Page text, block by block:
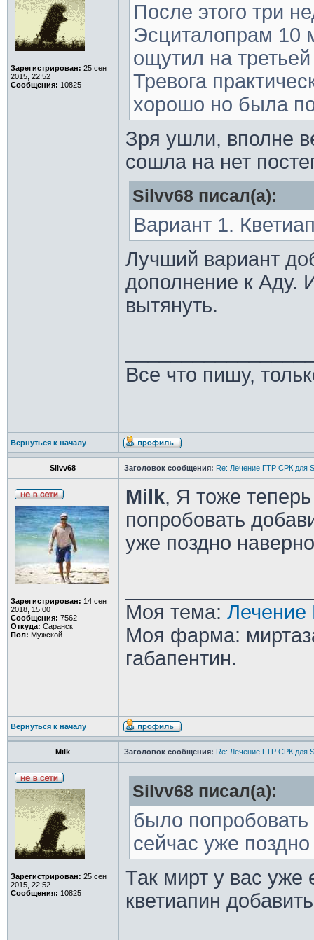
Зарегистрирован: 25 сен
2015, 22:52
Сообщения: 10825
После этого три
Эсциталопрам 10
ощутил на
Тревога
хорошо но была
Зря ушли, вполне
сошла на нет
Silvv68 писал(а):
Вариант 1.
Лучший вариант
дополнение к
вытянуть.
Все что пишу,
Вернуться к началу
Silvv68 Заголовок сообщения: Re: Лечение ГТР СРК для
Зарегистрирован: 14 сен
2018, 15:00
Сообщения: 7562
Откуда: Саранск
Пол: Мужской
Milk, Я тоже
попробовать
уже поздно
Моя тема:
Моя фарма:
габапентин.
Вернуться к началу
Milk Заголовок сообщения: Re: Лечение ГТР СРК для
Зарегистрирован: 25 сен
2015, 22:52
Сообщения: 10825
Silvv68 писал(а):
было
сейчас уже
Так мирт у вас уже
кветиапин